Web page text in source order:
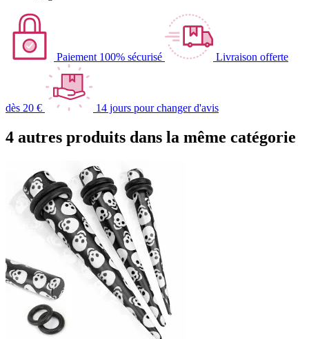
Paiement 100% sécurisé Livraison offerte
dès 20 € 14 jours pour changer d'avis
4 autres produits dans la même catégorie